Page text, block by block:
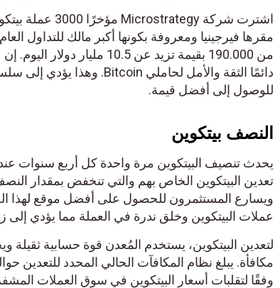
مقرها فيرجينيا ومعروفة بكونها أكبر مالك للتداول
للوصول إلى أفضل قيمة.
النصف بيتكوين
يحدث تنصيف البيتكوين مرة واحدة كل أربع سنوات
ويسارع المستثمرون للحصول على أفضل موقع لهذا
عملات البيتكوين وخلق ندرة في العملة مما يؤدي إلى
لتعدين البيتكوين، يستخدم المُعدن قوة حسابية ثقيلة
وفقًا لتقلبات أسعار البيتكوين في سوق العملات